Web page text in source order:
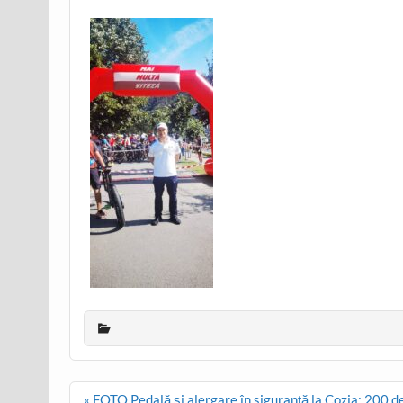
Post
« FOTO Pedală și alergare în siguranță la Cozia: 200